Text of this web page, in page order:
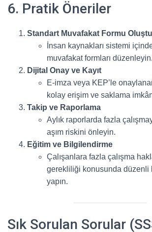
6. Pratik Öneriler
Standart Muvafakat Formu
İnsan kaynakları sistemi
muvafakat formları düzenleyin.
Dijital Onay ve Kayıt
E-imza veya KEP’le
kolay erişim ve saklama
Takip ve Raporlama
Aylık raporlarda fazla
aşım riskini önleyin.
Eğitim ve Bilgilendirme
Çalışanlara fazla çalışma
gerekliliği konusunda düzenli
yapın.
Sık Sorulan Sorular